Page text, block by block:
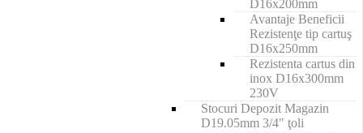
D16x200mm
Avantaje Beneficii
Rezistenţe tip cartuş
D16x250mm
Rezistenta cartus din
inox D16x300mm
230V
Stocuri Depozit Magazin
D19.05mm 3/4" ţoli